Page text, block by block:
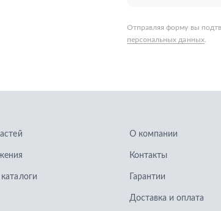
Контакты
Гарантии
Доставка и оплата